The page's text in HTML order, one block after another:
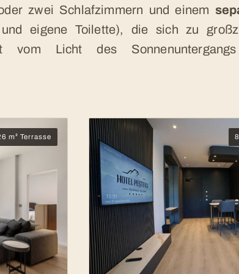
zwei Schlafzimmern und einem
eigene Toilette), die sich zu
vom Licht des
m² Terrasse